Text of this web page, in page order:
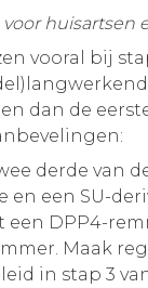
huisartsen
vooral bij
dan de
derde van
en een SU-
een DPP4-
Maak
in stap 3